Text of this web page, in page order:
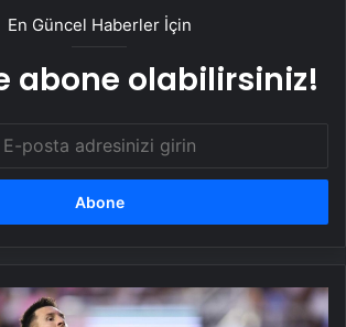
En Güncel Haberler İçin
abone olabilirsiniz!